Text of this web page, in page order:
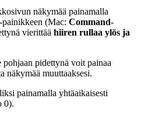
näkymää painamalla
-painikkeen (Mac: Command-
vierittää hiiren rullaa ylös ja
pohjaan pidettynä voit painaa
näkymää muuttaaksesi.
painamalla yhtäaikaisesti
0).